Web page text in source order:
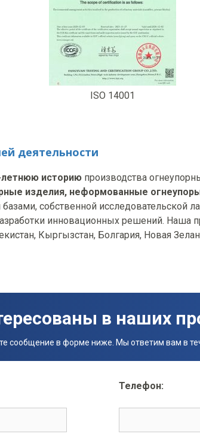
ISO 14001
деятельности
летнюю историю производства
изделия, неформованные
собственной исследовательской
инновационных решений. Наша
Кыргызстан, Болгария, Новая
в наших
сообщение в форме ниже. Мы ответим вам в
Телефон: